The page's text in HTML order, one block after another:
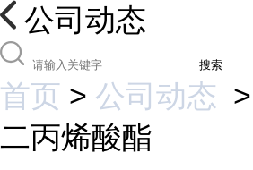
公司动态
搜索
首页 > 公司动态 >
二丙烯酸酯